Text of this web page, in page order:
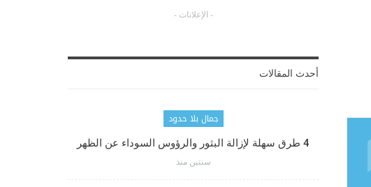
- الإعلانات -
أحدث المقالات
جمال بلا حدود
4 طرق سهلة لإزالة البثور والرؤوس السوداء عن الظهر
سنتين منذ